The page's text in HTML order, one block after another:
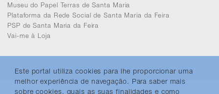
Este portal utiliza cookies para lhe proporcionar uma
melhor experiência de navegação. Para saber mais
sobre cookies, quais as suas finalidades e como
Museu do Papel Terras de Santa Maria
Plataforma da Rede Social de Santa Maria da Feira
PSP de Santa Maria da Feira
Vai-me à Loja